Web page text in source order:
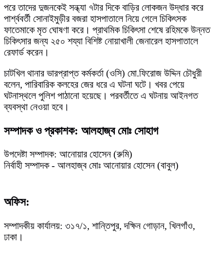
পরে তাদের দুজনকেই সন্ধ্যা ৭টার দিকে বাড়ির লোকজন উদ্ধার করে
পার্শ্ববর্তী সোনাইমুড়ীর বজরা হাসপাতালে নিয়ে গেলে চিকিৎসক
ফাতেমাকে মৃত ঘোষণা করে। প্রাথমিক চিকিৎসা শেষে রহিমকে উন্নত
চিকিৎসার জন্য ২৫০ শয্যা বিশিষ্ট নোয়াখালী জেনারেল হাসপাতালে
রেফার্ড করেন।
চাটখিল থানার ভারপ্রাপ্ত কর্মকর্তা (ওসি) মো.ফিরোজ উদ্দিন চৌধুরী
বলেন, পারিবারিক কলহের জের ধরে এ ঘটনা ঘটে। খবর পেয়ে
ঘটনাস্থলে পুলিশ পাঠানো হয়েছে। পরবর্তীতে এ ঘটনায় আইনগত
ব্যবস্থা নেওয়া হবে।
সম্পাদক ও প্রকাশক: আলহাজ্ব মোঃ সোহাগ
উপদেষ্টা সম্পাদক: আনোয়ার হোসেন (রুমি)
নির্বাহী সম্পাদক - আলহাজ্ব মোঃ আনোয়ার হোসেন (বাবুল)
অফিস:
সম্পাদকীয় কার্যালয়: ৩১৭/১, শান্তিপুর, দক্ষিন গোড়ান, খিলগাঁও,
ঢাকা।